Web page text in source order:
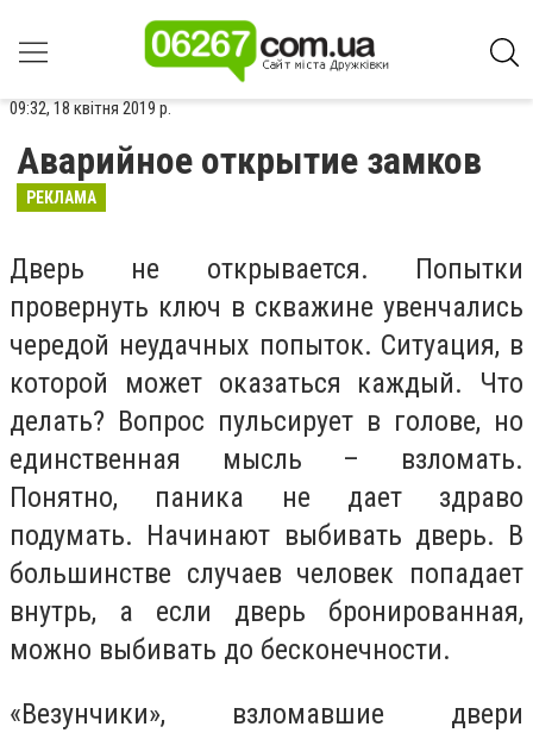
09:32, 18 квітня 2019 р.
Аварийное открытие замков
РЕКЛАМА
Дверь не открывается. Попытки
провернуть ключ в скважине увенчались
чередой неудачных попыток. Ситуация, в
которой может оказаться каждый. Что
делать? Вопрос пульсирует в голове, но
единственная мысль – взломать.
Понятно, паника не дает здраво
подумать. Начинают выбивать дверь. В
большинстве случаев человек попадает
внутрь, а если дверь бронированная,
можно выбивать до бесконечности.
«Везунчики», взломавшие двери